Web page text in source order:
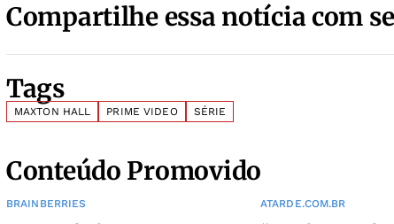
Compartilhe essa notícia com
Tags
MAXTON HALL PRIME VIDEO SÉRIE